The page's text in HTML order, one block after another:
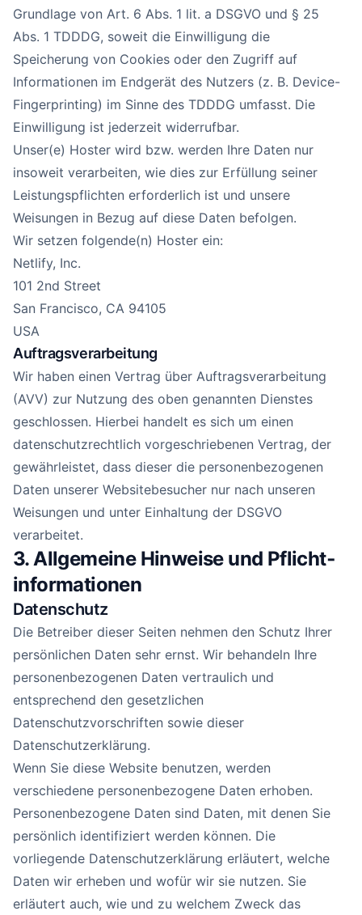
Grundlage von Art. 6 Abs. 1 lit. a DSGVO und § 25
Abs. 1 TDDDG, soweit die Einwilligung die
Speicherung von Cookies oder den Zugriff auf
Informationen im Endgerät des Nutzers (z. B. Device-
Fingerprinting) im Sinne des TDDDG umfasst. Die
Einwilligung ist jederzeit widerrufbar.
Unser(e) Hoster wird bzw. werden Ihre Daten nur
insoweit verarbeiten, wie dies zur Erfüllung seiner
Leistungspflichten erforderlich ist und unsere
Weisungen in Bezug auf diese Daten befolgen.
Wir setzen folgende(n) Hoster ein:
Netlify, Inc.
101 2nd Street
San Francisco, CA 94105
USA
Auftragsverarbeitung
Wir haben einen Vertrag über Auftragsverarbeitung
(AVV) zur Nutzung des oben genannten Dienstes
geschlossen. Hierbei handelt es sich um einen
datenschutzrechtlich vorgeschriebenen Vertrag, der
gewährleistet, dass dieser die personenbezogenen
Daten unserer Websitebesucher nur nach unseren
Weisungen und unter Einhaltung der DSGVO
verarbeitet.
3. Allgemeine Hinweise und Pflicht­
informationen
Datenschutz
Die Betreiber dieser Seiten nehmen den Schutz Ihrer
persönlichen Daten sehr ernst. Wir behandeln Ihre
personenbezogenen Daten vertraulich und
entsprechend den gesetzlichen
Datenschutzvorschriften sowie dieser
Datenschutzerklärung.
Wenn Sie diese Website benutzen, werden
verschiedene personenbezogene Daten erhoben.
Personenbezogene Daten sind Daten, mit denen Sie
persönlich identifiziert werden können. Die
vorliegende Datenschutzerklärung erläutert, welche
Daten wir erheben und wofür wir sie nutzen. Sie
erläutert auch, wie und zu welchem Zweck das